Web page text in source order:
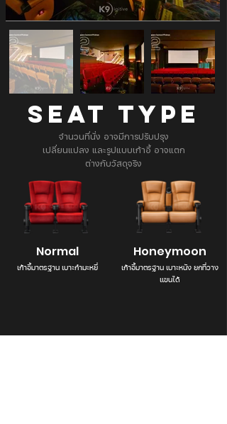
SEAT TYPE
จำนวนที่นั่ง อาจมีการปรับปรุง
เปลี่ยนแปลง และรูปแบบเก้าอี้ อาจแตก
ต่างกับวัสดุจริง
Normal
เก้าอี้มาตรฐาน เบาะกำมะหยี่
Honeymoon
เก้าอี้มาตรฐาน เบาะหนัง ยกที่วาง
แขนได้